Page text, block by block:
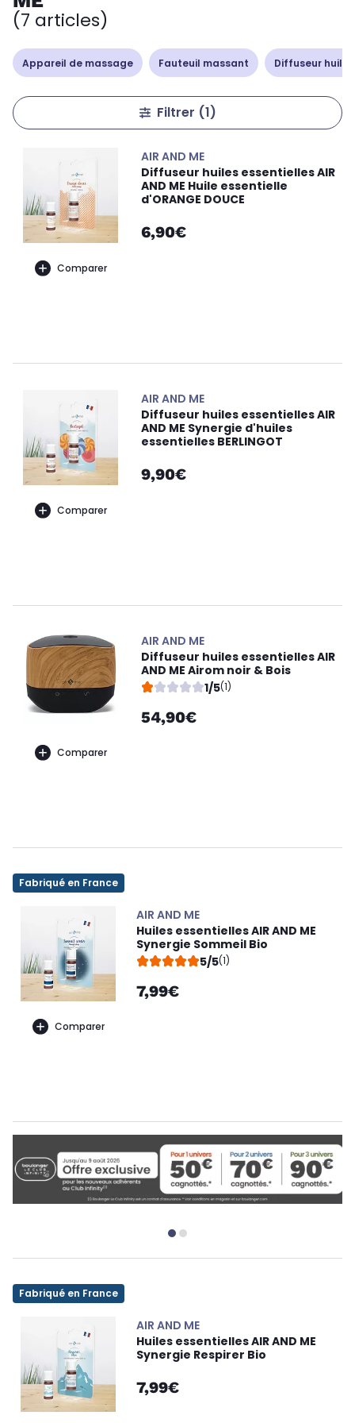
(7 articles)
Appareil de massage Fauteuil massant Diffuseur
Filtrer (1)
Comparer
AIR AND ME
Diffuseur huiles essentielles AIR
AND ME Huile essentielle
d'ORANGE DOUCE
6,90€
Comparer
AIR AND ME
Diffuseur huiles essentielles AIR
AND ME Synergie d'huiles
essentielles BERLINGOT
9,90€
Comparer
AIR AND ME
Diffuseur huiles essentielles AIR
AND ME Airom noir & Bois
1/5(1)
54,90€
Fabriqué en France
Comparer
AIR AND ME
Huiles essentielles AIR AND ME
Synergie Sommeil Bio
5/5(1)
7,99€
Fabriqué en France
AIR AND ME
Huiles essentielles AIR AND ME
Synergie Respirer Bio
7,99€